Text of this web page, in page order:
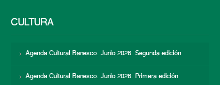
CULTURA
Agenda Cultural Banesco. Junio 2026. Segunda edición
Agenda Cultural Banesco. Junio 2026. Primera edición